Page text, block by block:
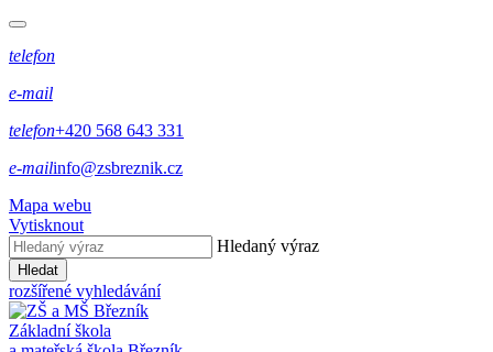
telefon
e-mail
telefon+420 568 643 331
e-mailinfo@zsbreznik.cz
Mapa webu
Vytisknout
Hledaný výraz
Hledat
rozšířené vyhledávání
Základní škola